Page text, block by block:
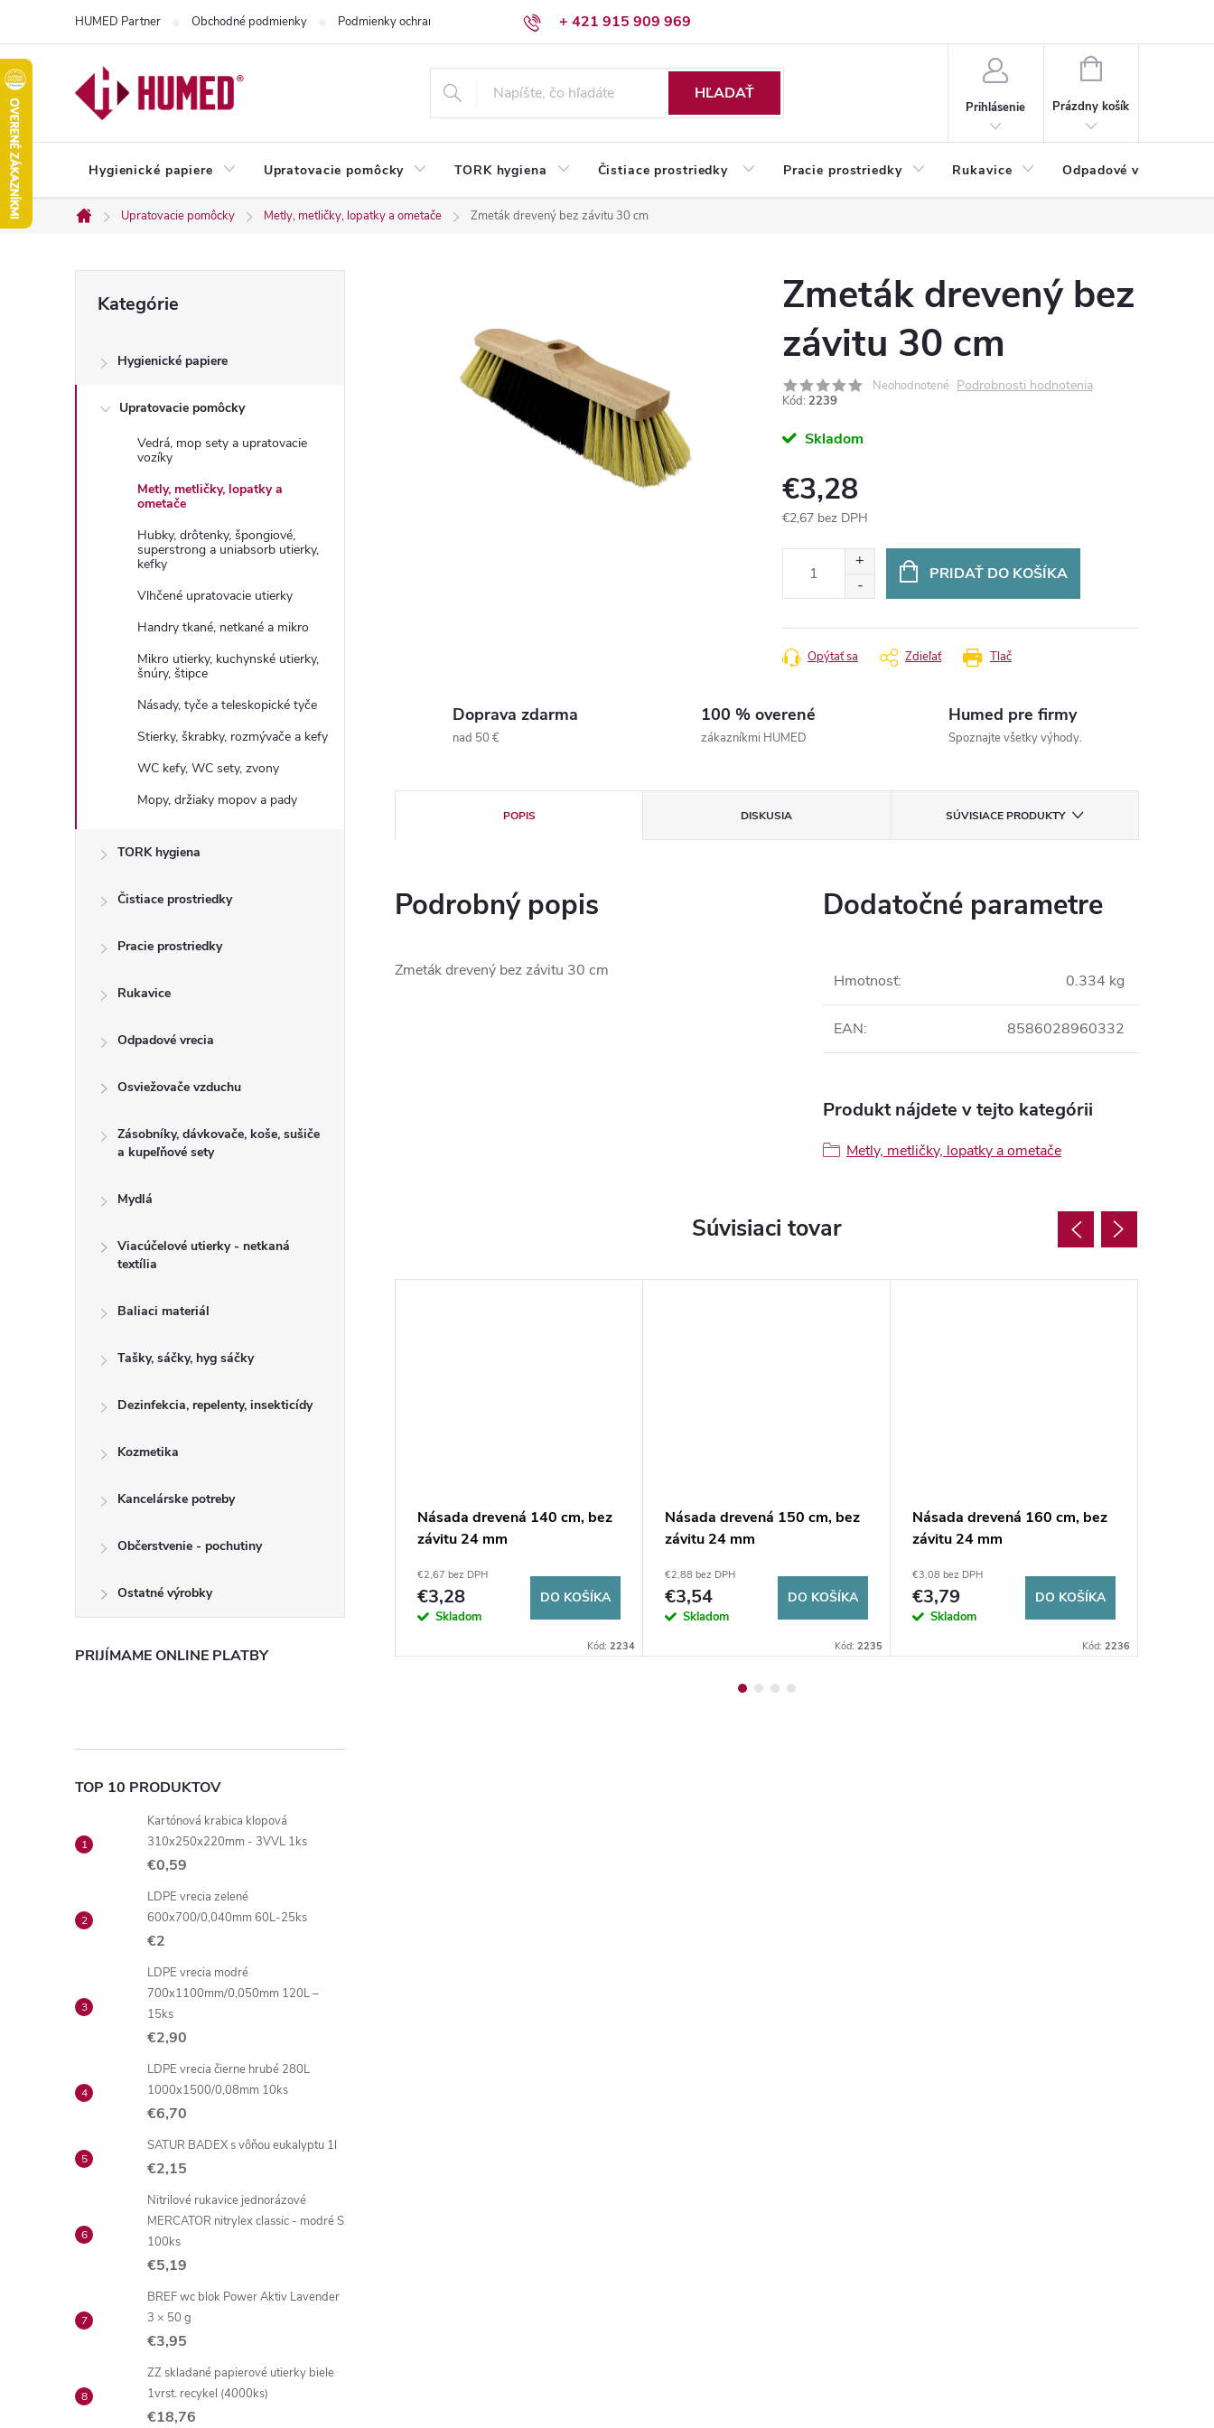
obsah
+ 421 915 909 969
HUMED Partner Obchodné podmienky Podmienky ochrany osobných údajov Reklamačný poriadok
HĽADAŤ
Prihlásenie
NÁKUPNÝ
Prázdny košík
Hygienické papiere Upratovacie pomôcky TORK hygiena Čistiace prostriedky Pracie prostriedky Rukavice Odpadové vrecia
Domov
Upratovacie pomôcky Metly, metličky, lopatky a ometače Zmeták drevený bez závitu 30 cm
č
kategórie
Kategórie
Hygienické papiere
Upratovacie pomôcky
Vedrá, mop sety a upratovacie
vozíky
Metly, metličky, lopatky a
ometače
Hubky, drôtenky, špongiové,
superstrong a uniabsorb utierky,
kefky
Vlhčené upratovacie utierky
Handry tkané, netkané a mikro
Mikro utierky, kuchynské utierky,
šnúry, štipce
Násady, tyče a teleskopické tyče
Stierky, škrabky, rozmývače a kefy
WC kefy, WC sety, zvony
Mopy, držiaky mopov a pady
TORK hygiena
Čistiace prostriedky
Pracie prostriedky
Rukavice
Odpadové vrecia
Osviežovače vzduchu
Zásobníky, dávkovače, koše, sušiče
a kupeľňové sety
Mydlá
Viacúčelové utierky - netkaná
textília
Baliaci materiál
Tašky, sáčky, hyg sáčky
Dezinfekcia, repelenty, insekticídy
Kozmetika
Kancelárske potreby
Občerstvenie - pochutiny
Ostatné výrobky
PRIJÍMAME ONLINE PLATBY
TOP 10 PRODUKTOV
Kartónová krabica klopová
310x250x220mm - 3VVL 1ks
€0,59
LDPE vrecia zelené
600x700/0,040mm 60L-25ks
€2
LDPE vrecia modré
700x1100mm/0,050mm 120L –
15ks
€2,90
LDPE vrecia čierne hrubé 280L
1000x1500/0,08mm 10ks
€6,70
SATUR BADEX s vôňou eukalyptu 1l
€2,15
Nitrilové rukavice jednorázové
MERCATOR nitrylex classic - modré S
100ks
€5,19
BREF wc blok Power Aktiv Lavender
3 × 50 g
€3,95
ZZ skladané papierové utierky biele
1vrst. recykel (4000ks)
€18,76
Zmeták drevený bez
závitu 30 cm
Neohodnotené Podrobnosti hodnotenia
Kód: 2239
Skladom
€3,28
€2,67 bez DPH
PRIDAŤ DO KOŠÍKA
Tlač
Opýtať sa Zdieľať
Doprava zdarma
nad 50 €
100 % overené
zákazníkmi HUMED
Humed pre firmy
Spoznajte všetky výhody.
POPIS DISKUSIA SÚVISIACE PRODUKTY
Podrobný popis
Zmeták drevený bez závitu 30 cm
Dodatočné parametre
Hmotnosť: 0.334 kg
EAN: 8586028960332
Produkt nájdete v tejto kategórii
Metly, metličky, lopatky a ometače
Súvisiaci tovar
DO KOŠÍKA
Kód:
závitu 24 mm
€3,95
Skladom
Násada drevená 140 cm, bez
závitu 24 mm
€2,67 bez DPH
€3,28
Skladom
DO KOŠÍKA
Kód: 2234
Násada drevená 150 cm, bez
závitu 24 mm
€2,88 bez DPH
€3,54
Skladom
DO KOŠÍKA
Kód: 2235
Násada drevená 160 cm, bez
závitu 24 mm
€3,08 bez DPH
€3,79
Skladom
DO KOŠÍKA
Kód: 2236